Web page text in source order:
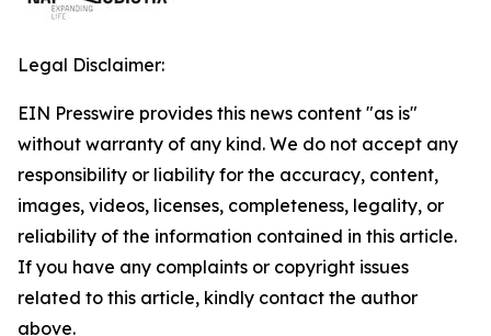
Legal Disclaimer:
EIN Presswire provides this news content "as is"
without warranty of any kind. We do not accept any
responsibility or liability for the accuracy, content,
images, videos, licenses, completeness, legality, or
reliability of the information contained in this article.
If you have any complaints or copyright issues
related to this article, kindly contact the author
above.